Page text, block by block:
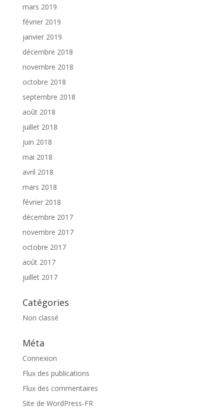
mars 2019
février 2019
janvier 2019
décembre 2018
novembre 2018
octobre 2018
septembre 2018
août 2018
juillet 2018
juin 2018
mai 2018
avril 2018
mars 2018
février 2018
décembre 2017
novembre 2017
octobre 2017
août 2017
juillet 2017
Catégories
Non classé
Méta
Connexion
Flux des publications
Flux des commentaires
Site de WordPress-FR